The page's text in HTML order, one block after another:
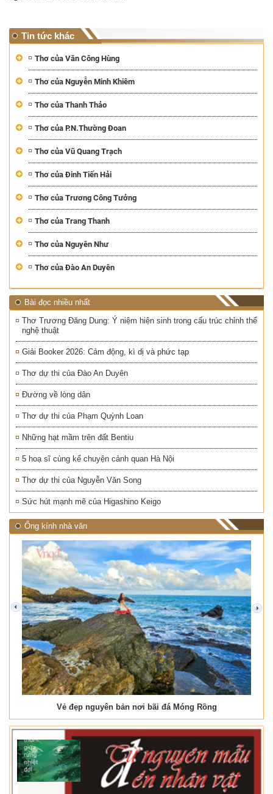
Tin tức khác
Thơ của Văn Công Hùng
Thơ của Nguyễn Minh Khiêm
Thơ của Thanh Thảo
Thơ của P.N.Thường Đoan
Thơ của Vũ Quang Trạch
Thơ của Đinh Tiến Hải
Thơ của Trương Công Tưởng
Thơ của Trang Thanh
Thơ của Nguyên Như
Thơ của Đào An Duyên
Bài đọc nhiều nhất
Thơ Trương Đăng Dung: Ý niệm hiện sinh trong cấu trúc chỉnh thể
nghệ thuật
Giải Booker 2026: Cảm động, kì dị và phức tạp
Thơ dự thi của Đào An Duyên
Đường về lòng dân
Thơ dự thi của Phạm Quỳnh Loan
Những hạt mầm trên đất Bentiu
5 hoạ sĩ cùng kể chuyện cảnh quan Hà Nội
Thơ dự thi của Nguyễn Văn Song
Sức hút mạnh mẽ của Higashino Keigo
Ống kính nhà văn
Vẻ đẹp nguyên bản nơi bãi đá Móng Rồng
prev next